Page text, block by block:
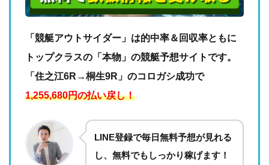
「競艇アウトサイダー」は的中率＆回収率ともに
トップクラスの「本物」の競艇予想サイトです。
「住之江6R→桐生9R」のコロガシ成功で
1,255,680円の払い戻し！
LINE登録で毎日無料予想が見れる
し、無料でもしっかり稼げます！